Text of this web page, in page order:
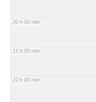
20 h 00 min
21 h 00 min
22 h 00 min